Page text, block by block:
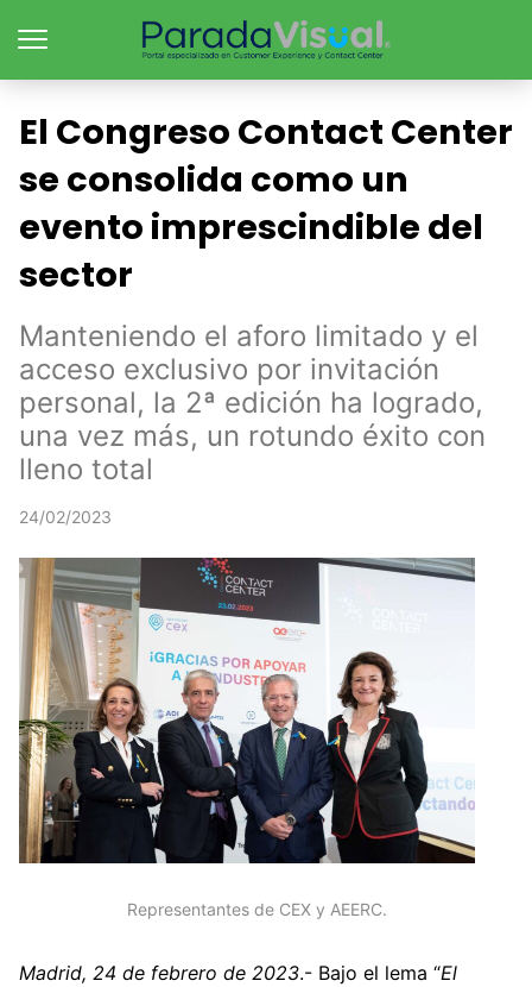
El Congreso Contact Center
se consolida como un
evento imprescindible del
sector
Manteniendo el aforo limitado y el
acceso exclusivo por invitación
personal, la 2ª edición ha logrado,
una vez más, un rotundo éxito con
lleno total
24/02/2023
Representantes de CEX y AEERC.
Madrid, 24 de febrero de 2023.- Bajo el lema “El